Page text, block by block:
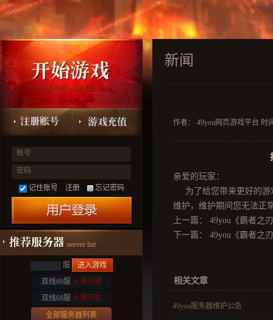
帐号
密码
记住账号 注册 忘记密码
服
进入游戏
双线69服 火爆开启
双线68服 火爆开启
全部服务器列表
新闻
作者： 49you网页游戏平台 时
亲爱的玩家：
为了给您带来更好的游
维护，维护期间您无法正
上一篇：
49you《霸者之
下一篇：
49you《霸者之
相关文章
49you服务器维护公告